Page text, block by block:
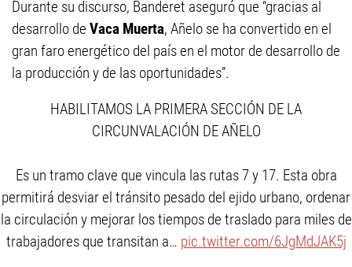
Durante su discurso, Banderet aseguró que “gracias al
desarrollo de Vaca Muerta, Añelo se ha convertido en el
gran faro energético del país en el motor de desarrollo de
la producción y de las oportunidades”.
HABILITAMOS LA PRIMERA SECCIÓN DE LA
CIRCUNVALACIÓN DE AÑELO
Es un tramo clave que vincula las rutas 7 y 17. Esta obra
permitirá desviar el tránsito pesado del ejido urbano, ordenar
la circulación y mejorar los tiempos de traslado para miles de
trabajadores que transitan a… pic.twitter.com/6JgMdJAK5j